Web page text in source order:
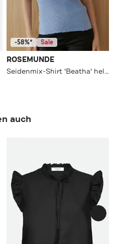
-58%* Sale
ROSEMUNDE
Seidenmix-Shirt 'Beatha' hellblau
auch